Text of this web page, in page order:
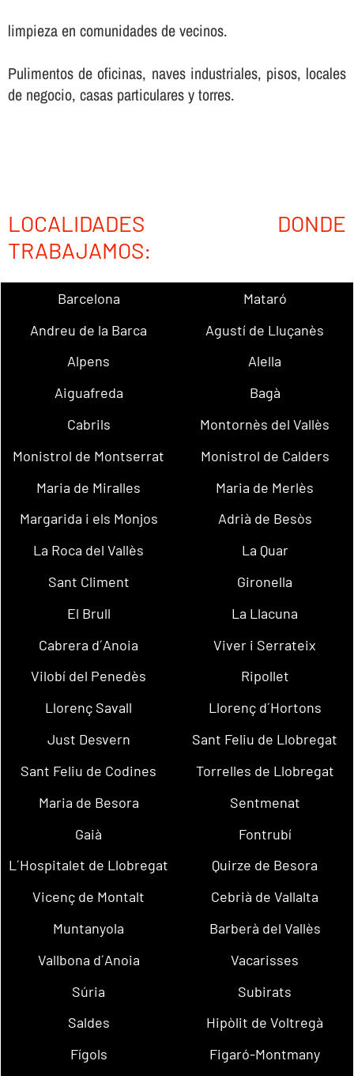
limpieza en comunidades de vecinos.
Pulimentos de oficinas, naves industriales, pisos, locales
de negocio, casas particulares y torres.
LOCALIDADES DONDE
TRABAJAMOS:
Barcelona
Mataró
Andreu de la Barca
Agustí de Lluçanès
Alpens
Alella
Aiguafreda
Bagà
Cabrils
Montornès del Vallès
Monistrol de Montserrat
Monistrol de Calders
Maria de Miralles
Maria de Merlès
Margarida i els Monjos
Adrià de Besòs
La Roca del Vallès
La Quar
Sant Climent
Gironella
El Brull
La Llacuna
Cabrera d´Anoia
Viver i Serrateix
Vilobí del Penedès
Ripollet
Llorenç Savall
Llorenç d´Hortons
Just Desvern
Sant Feliu de Llobregat
Sant Feliu de Codines
Torrelles de Llobregat
Maria de Besora
Sentmenat
Gaià
Fontrubí
L´Hospitalet de Llobregat
Quirze de Besora
Vicenç de Montalt
Cebrià de Vallalta
Muntanyola
Barberà del Vallès
Vallbona d´Anoia
Vacarisses
Súria
Subirats
Saldes
Hipòlit de Voltregà
Fígols
Figaró-Montmany